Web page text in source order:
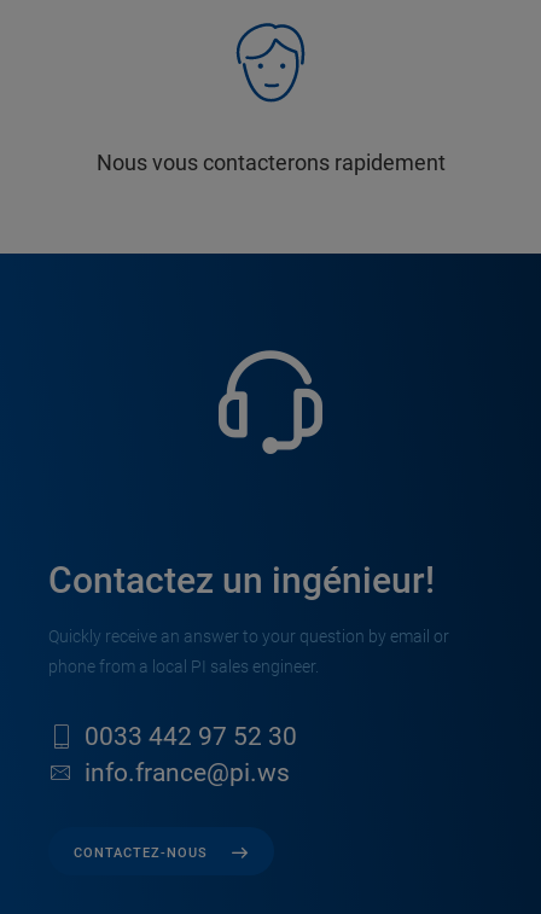
Nous vous contacterons rapidement
Contactez un ingénieur!
Quickly receive an answer to your question by email or
phone from a local PI sales engineer.
0033 442 97 52 30
info.france@pi.ws
CONTACTEZ-NOUS